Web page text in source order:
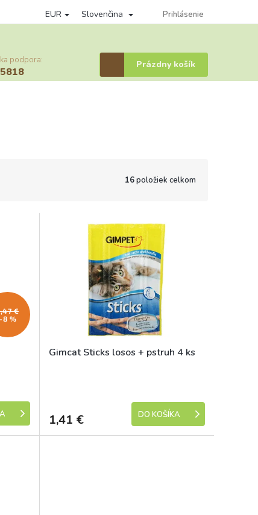
ochrany osobných údajov Vernostný program
EUR Slovenčina Prihlásenie
podpora:
Nákupný
košík
Prázdny košík
16položiek celkom
€
%
Gimcat Sticks losos + pstruh 4 ks
1,41 € DO KOŠÍKA